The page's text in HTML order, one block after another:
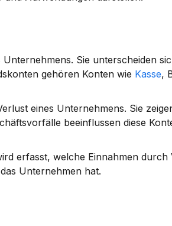
Sie unterscheiden
gehören Konten wie Kasse,
eines Unternehmens. Sie
beeinflussen diese
erfasst, welche Einnahmen durch
Unternehmen hat.